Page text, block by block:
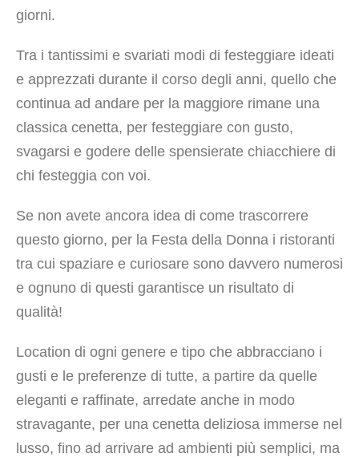
giorni.
Tra i tantissimi e svariati modi di festeggiare ideati
e apprezzati durante il corso degli anni, quello che
continua ad andare per la maggiore rimane una
classica cenetta, per festeggiare con gusto,
svagarsi e godere delle spensierate chiacchiere di
chi festeggia con voi.
Se non avete ancora idea di come trascorrere
questo giorno, per la Festa della Donna i ristoranti
tra cui spaziare e curiosare sono davvero numerosi
e ognuno di questi garantisce un risultato di
qualità!
Location di ogni genere e tipo che abbracciano i
gusti e le preferenze di tutte, a partire da quelle
eleganti e raffinate, arredate anche in modo
stravagante, per una cenetta deliziosa immerse nel
lusso, fino ad arrivare ad ambienti più semplici, ma